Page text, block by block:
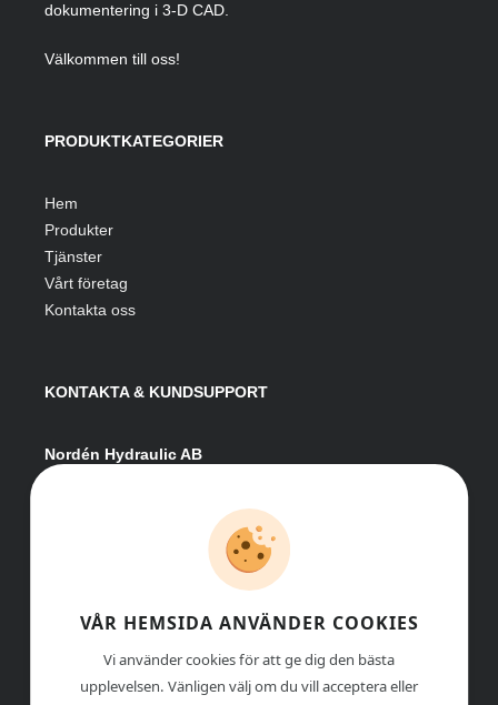
dokumentering i 3-D CAD.
Välkommen till oss!
PRODUKTKATEGORIER
Hem
Produkter
Tjänster
Vårt företag
Kontakta oss
KONTAKTA & KUNDSUPPORT
Nordén Hydraulic AB
info@nordenhydraulic.se
Org-nr: 556531-8424
VÅR HEMSIDA ANVÄNDER COOKIES
Vi använder cookies för att ge dig den bästa
upplevelsen. Vänligen välj om du vill acceptera eller